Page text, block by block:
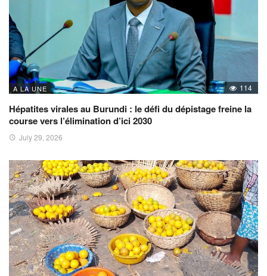
A LA UNE 114
Hépatites virales au Burundi : le défi du dépistage freine la
course vers l’élimination d’ici 2030
July 29, 2026